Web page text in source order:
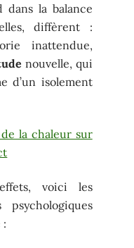
la balance
diffèrent :
inattendue,
nouvelle, qui
d’un isolement
la chaleur sur
voici les
psychologiques
: